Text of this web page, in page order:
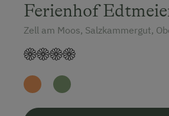
Ferienhof
Zell am Moos, Salzkammergut,